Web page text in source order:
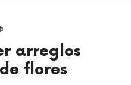
arreglos
flores